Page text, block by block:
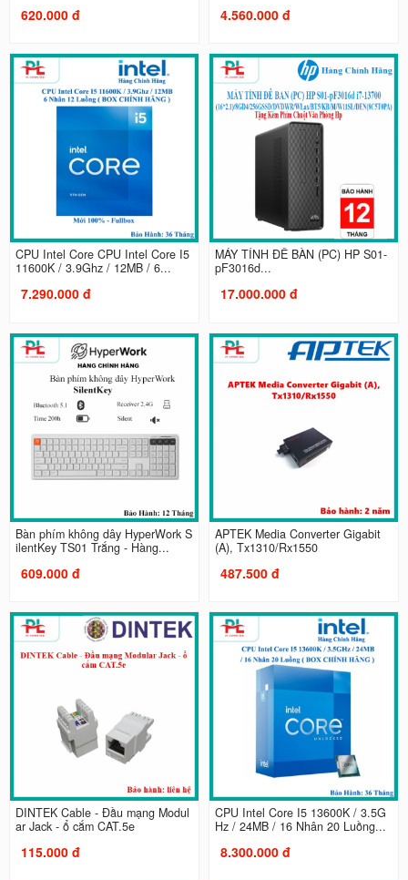
620.000 đ 4.560.000 đ
CPU Intel Core CPU Intel Core I5
11600K / 3.9Ghz / 12MB / 6...
7.290.000 đ
MÁY TÍNH ĐỂ BÀN (PC) HP S01-
pF3016d...
17.000.000 đ
Bàn phím không dây HyperWork S
ilentKey TS01 Trắng - Hàng...
609.000 đ
APTEK Media Converter Gigabit
(A), Tx1310/Rx1550
487.500 đ
DINTEK Cable - Đầu mạng Modul
ar Jack - ổ cắm CAT.5e
115.000 đ
CPU Intel Core I5 13600K / 3.5G
Hz / 24MB / 16 Nhân 20 Luồng...
8.300.000 đ